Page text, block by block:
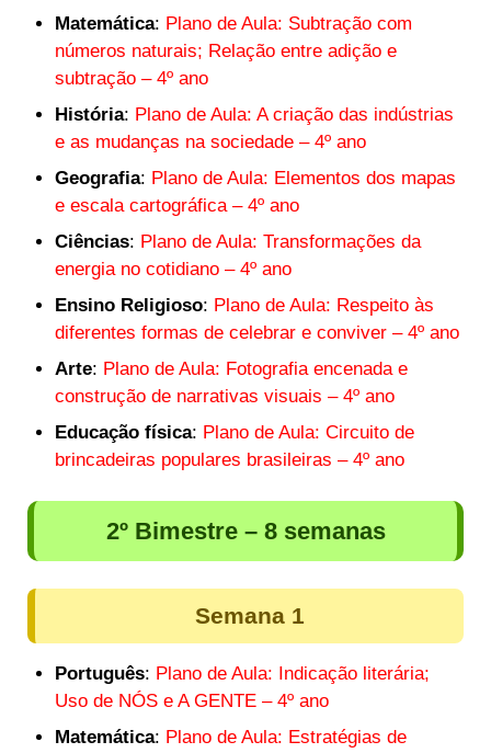
Matemática: Plano de Aula: Subtração com
números naturais; Relação entre adição e
subtração – 4º ano
História: Plano de Aula: A criação das indústrias
e as mudanças na sociedade – 4º ano
Geografia: Plano de Aula: Elementos dos mapas
e escala cartográfica – 4º ano
Ciências: Plano de Aula: Transformações da
energia no cotidiano – 4º ano
Ensino Religioso: Plano de Aula: Respeito às
diferentes formas de celebrar e conviver – 4º ano
Arte: Plano de Aula: Fotografia encenada e
construção de narrativas visuais – 4º ano
Educação física: Plano de Aula: Circuito de
brincadeiras populares brasileiras – 4º ano
2º Bimestre – 8 semanas
Semana 1
Português: Plano de Aula: Indicação literária;
Uso de NÓS e A GENTE – 4º ano
Matemática: Plano de Aula: Estratégias de